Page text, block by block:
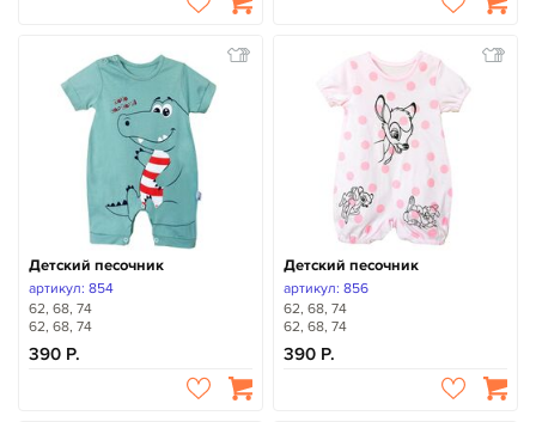
Детский песочник
артикул: 854
62, 68, 74
62, 68, 74
390
Детский песочник
артикул: 856
62, 68, 74
62, 68, 74
390